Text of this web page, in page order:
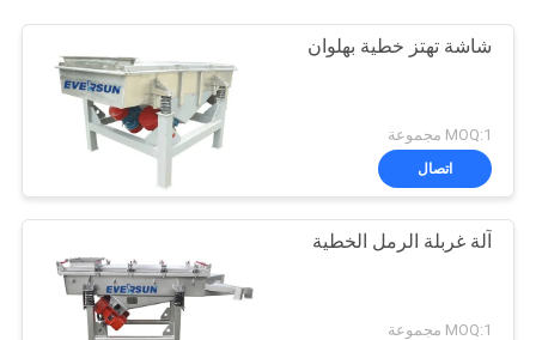
شاشة تهتز خطية بهلوان
MOQ:1 مجموعة
اتصال
آلة غربلة الرمل الخطية
MOQ:1 مجموعة